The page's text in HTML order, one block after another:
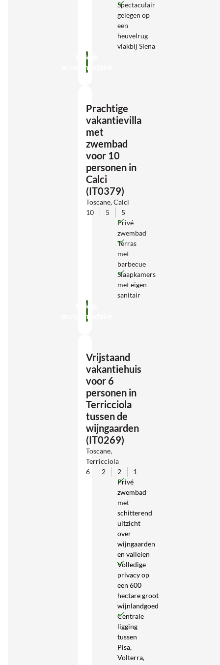
Spectaculair
gelegen op
een
heuvelrug
vlakbij Siena
Bekijk
accommodatie
Prachtige
vakantievilla
met
zwembad
voor 10
personen in
Calci
(IT0379)
Toscane, Calci
10
5
5
Privé
zwembad
Terras
met
barbecue
Slaapkamers
met eigen
sanitair
Bekijk
accommodatie
Vrijstaand
vakantiehuis
voor 6
personen in
Terricciola
tussen de
wijngaarden
(IT0269)
Toscane,
Terricciola
6
2 2
1
Privé
zwembad
met
schitterend
uitzicht
over
wijngaarden
en valleien
Volledige
privacy op
een 600
hectare groot
wijnlandgoed
Centrale
ligging
tussen
Pisa,
Volterra,